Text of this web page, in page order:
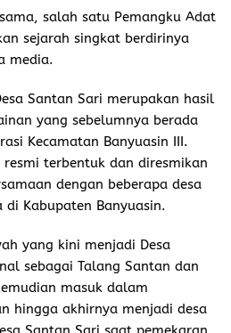
salah satu Pemangku Adat
sejarah singkat berdirinya
media.
Santan Sari merupakan hasil
yang sebelumnya berada
Kecamatan Banyuasin III.
resmi terbentuk dan diresmikan
dengan beberapa desa
Kabupaten Banyuasin.
yang kini menjadi Desa
sebagai Talang Santan dan
masuk dalam
hingga akhirnya menjadi desa